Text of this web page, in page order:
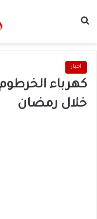
اخبار
كهرباء
خلال رمضان